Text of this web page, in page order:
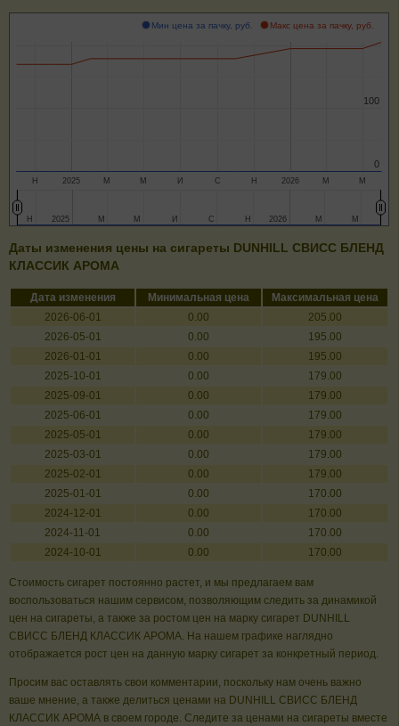
Мин цена за пачку, руб. Макс цена за пачку, руб.
2025 2026
Н М М И С Н М М
0
0
100
100
2025
2025 2026
2026
НН М
М М
М ИИ С
С НН М
М М
М
Даты изменения цены на сигареты DUNHILL СВИСС БЛЕНД
КЛАССИК АРОМА
Дата изменения Минимальная цена
Максимальная цена
2026-06-01
0.00
205.00
2026-05-01
0.00
195.00
2026-01-01
0.00
195.00
2025-10-01
0.00
179.00
2025-09-01
0.00
179.00
2025-06-01
0.00
179.00
2025-05-01
0.00
179.00
2025-03-01
0.00
179.00
2025-02-01
0.00
179.00
2025-01-01
0.00
170.00
2024-12-01
0.00
170.00
2024-11-01
0.00
170.00
2024-10-01
0.00 170.00
Стоимость сигарет постоянно растет, и мы предлагаем вам
воспользоваться нашим сервисом, позволяющим следить за динамикой
цен на сигареты, а также за ростом цен на марку сигарет DUNHILL
СВИСС БЛЕНД КЛАССИК АРОМА. На нашем графике наглядно
отображается рост цен на данную марку сигарет за конкретный период.
Просим вас оставлять свои комментарии, поскольку нам очень важно
ваше мнение, а также делиться ценами на DUNHILL СВИСС БЛЕНД
КЛАССИК АРОМА в своем городе. Следите за ценами на сигареты вместе